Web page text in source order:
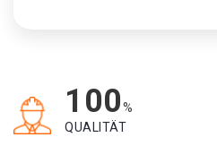
100%
QUALITÄT